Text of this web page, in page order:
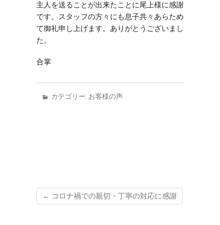
主人を送ることが出来たことに尾上様に感謝
です。スタッフの方々にも息子共々あらため
て御礼申し上げます。ありがとうございまし
た。
合掌
カテゴリー: お客様の声
← コロナ禍での親切・丁寧の対応に感謝